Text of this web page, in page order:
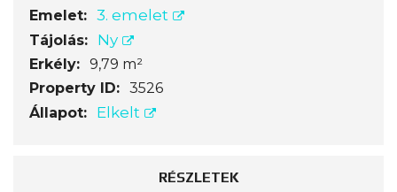
Emelet: 3. emelet
Tájolás: Ny
Erkély: 9,79 m²
Property ID: 3526
Állapot:
Elkelt
RÉSZLETEK